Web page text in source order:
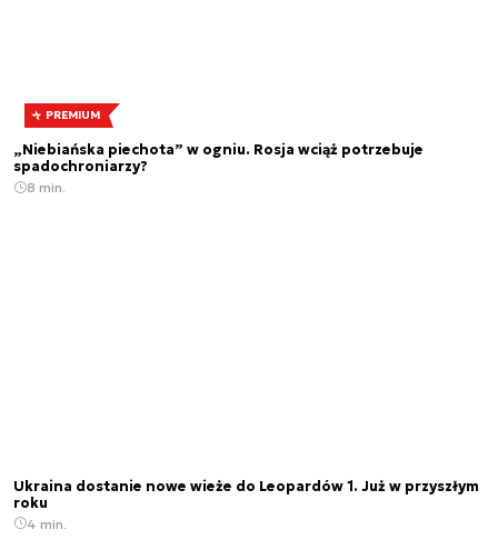
PREMIUM
„Niebiańska piechota” w ogniu. Rosja wciąż potrzebuje
spadochroniarzy?
8 min.
Ukraina dostanie nowe wieże do Leopardów 1. Już w przyszłym
roku
4 min.